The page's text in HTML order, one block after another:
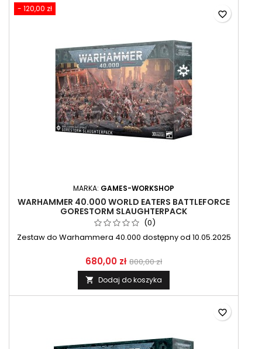
- 120,00 zł
MARKA: GAMES-WORKSHOP
WARHAMMER 40.000 WORLD EATERS BATTLEFORCE
GORESTORM SLAUGHTERPACK
(0)
Zestaw do Warhammera 40.000 dostępny od 10.05.2025
680,00 zł 800,00 zł
 Dodaj do koszyka
favorite_border
favorite_border